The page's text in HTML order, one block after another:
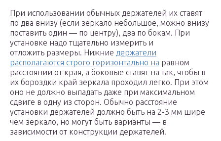
При использовании обычных держателей их ставят
по два внизу (если зеркало небольшое, можно внизу
поставить один — по центру), два по бокам. При
установке надо тщательно измерить и
отложить размеры. Нижние держатели
располагаются строго горизонтально на равном
расстоянии от края, а боковые ставят на так, чтобы в
их бороздки край зеркала проходил легко. При этом
оно не должно выпадать даже при максимальном
сдвиге в одну из сторон. Обычно расстояние
установки держателей должно быть на 2-3 мм шире
чем зеркало, но могут быть варианты — в
зависимости от конструкции держателей.